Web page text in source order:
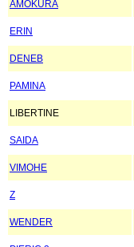
AMOKURA
ERIN
DENEB
PAMINA
LIBERTINE
SAIDA
VIMOHE
Z
WENDER